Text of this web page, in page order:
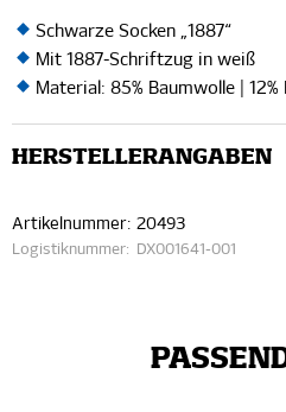
Schwarze Socken „1887“
Mit 1887-Schriftzug in weiß
Material: 85% Baumwolle |
HERSTELLERANGABEN
Artikelnummer: 20493
Logistiknummer: DX001641-001